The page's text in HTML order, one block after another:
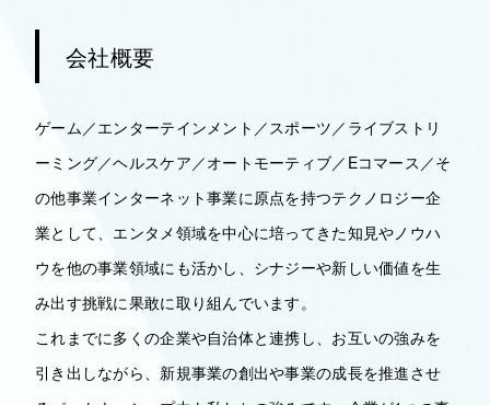
会社概要
ゲーム／エンターテインメント／スポーツ／ライブストリ
ーミング／ヘルスケア／オートモーティブ／Eコマース／そ
の他事業インターネット事業に原点を持つテクノロジー企
業として、エンタメ領域を中心に培ってきた知見やノウハ
ウを他の事業領域にも活かし、シナジーや新しい価値を生
み出す挑戦に果敢に取り組んでいます。
これまでに多くの企業や自治体と連携し、お互いの強みを
引き出しながら、新規事業の創出や事業の成長を推進させ